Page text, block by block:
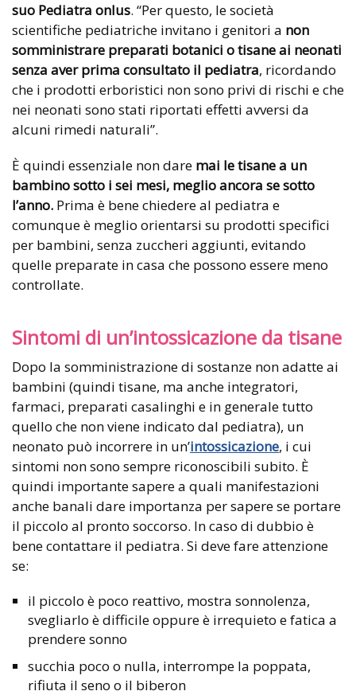
suo Pediatra onlus. “Per questo, le società
scientifiche pediatriche invitano i genitori a non
somministrare preparati botanici o tisane ai neonati
senza aver prima consultato il pediatra, ricordando
che i prodotti erboristici non sono privi di rischi e che
nei neonati sono stati riportati effetti avversi da
alcuni rimedi naturali”.
È quindi essenziale non dare mai le tisane a un
bambino sotto i sei mesi, meglio ancora se sotto
l’anno. Prima è bene chiedere al pediatra e
comunque è meglio orientarsi su prodotti specifici
per bambini, senza zuccheri aggiunti, evitando
quelle preparate in casa che possono essere meno
controllate.
Sintomi di un’intossicazione da tisane
Dopo la somministrazione di sostanze non adatte ai
bambini (quindi tisane, ma anche integratori,
farmaci, preparati casalinghi e in generale tutto
quello che non viene indicato dal pediatra), un
neonato può incorrere in un’intossicazione, i cui
sintomi non sono sempre riconoscibili subito. È
quindi importante sapere a quali manifestazioni
anche banali dare importanza per sapere se portare
il piccolo al pronto soccorso. In caso di dubbio è
bene contattare il pediatra. Si deve fare attenzione
se:
il piccolo è poco reattivo, mostra sonnolenza,
svegliarlo è difficile oppure è irrequieto e fatica a
prendere sonno
succhia poco o nulla, interrompe la poppata,
rifiuta il seno o il biberon